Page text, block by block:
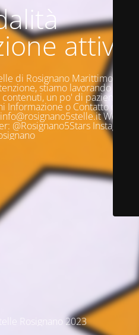
attiva
di Rosignano Marittimo è
stiamo lavorando per
un po' di pazienza e
o Contatto questi
Web:
@Rosignano5Stars Instagram:
Rosignano 2023